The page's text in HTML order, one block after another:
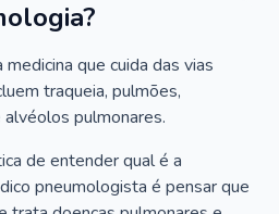
que cuida das vias
traqueia, pulmões,
pulmonares.
de entender qual é a
pneumologista é pensar que